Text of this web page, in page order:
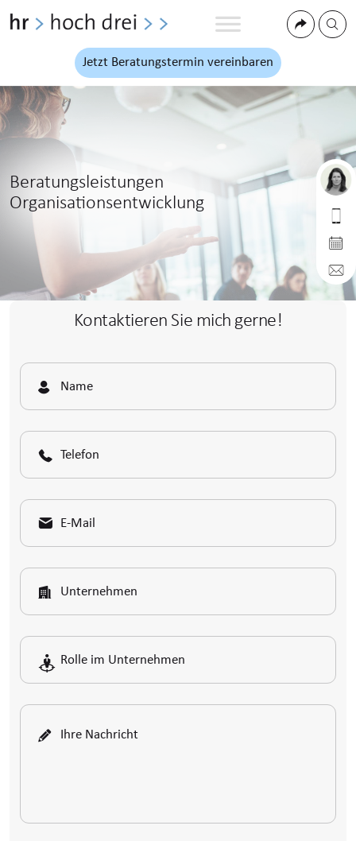
Jetzt Beratungstermin vereinbaren
Beratungsleistungen
Organisationsentwicklung
hr hoch drei
0173 9985 853
Jetzt Online-Termin
info@hrhochdrei.de
Kontaktieren Sie mich gerne!